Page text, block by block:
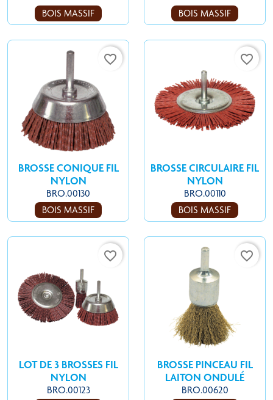
BOIS MASSIF
BOIS MASSIF
favorite_border
BROSSE CONIQUE FIL
NYLON
BRO.00130
BOIS MASSIF
favorite_border
BROSSE CIRCULAIRE FIL
NYLON
BRO.00110
BOIS MASSIF
favorite_border
LOT DE 3 BROSSES FIL
NYLON
BRO.00123
favorite_border
BROSSE PINCEAU FIL
LAITON ONDULÉ
BRO.00620